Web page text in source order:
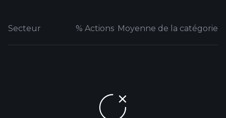
Secteur % Actions Moyenne de la catégorie